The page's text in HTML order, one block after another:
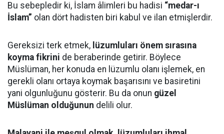
Bu sebepledir ki, İslam âlimleri bu hadisi “medar-ı
İslam” olan dört hadisten biri kabul ve ilan etmişlerdir.
Gereksizi terk etmek, lüzumluları önem sırasına
koyma fikrini de beraberinde getirir. Böylece
Müslüman, her konuda en lüzumlu olanı işlemek, en
gerekli olanı ortaya koymak başarısını ve basiretini
yani olgunluğunu gösterir. Bu da onun güzel
Müslüman olduğunun delili olur.